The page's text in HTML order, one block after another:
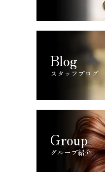
Blog
スタッフブログ
Group
グループ紹介